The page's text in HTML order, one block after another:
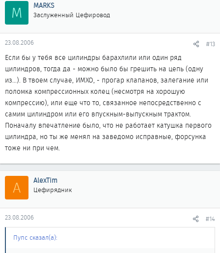
M MARKS
Заслуженный Цефировод
23.08.2006 #13
Если бы у тебя все цилиндры барахлили или один ряд
цилиндров, тогда да - можно было бы грешить на цепь (одну
из...). В твоем случае, ИМХО, - прогар клапанов, залегание или
поломка компрессионных колец (несмотря на хорошую
компрессию), или еще что то, связанное непосредственно с
самим цилиндром или его впускным-выпускным трактом.
Поначалу впечатление было, что не работает катушка первого
цилиндра, но ты же менял на заведомо исправные, форсунка
тоже ни при чем.
A AlexTim
Цефирядник
23.08.2006 #14
Пупс сказал(а):